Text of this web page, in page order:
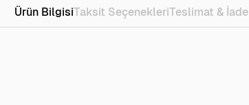
Ürün BilgisiTaksit SeçenekleriTeslimat & İade